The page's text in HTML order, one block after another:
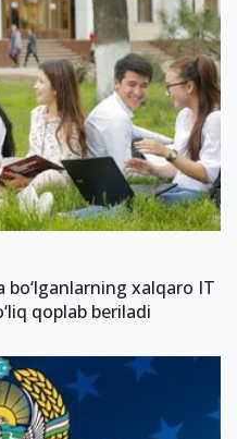
xalqaro IT
qoplab beriladi